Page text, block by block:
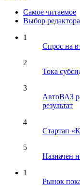
Самое читаемое
Выбор редактора
1
Спрос на
2
Тока
3
АвтоВАЗ
результат
4
Стартап
5
Назначен
1
Рынок